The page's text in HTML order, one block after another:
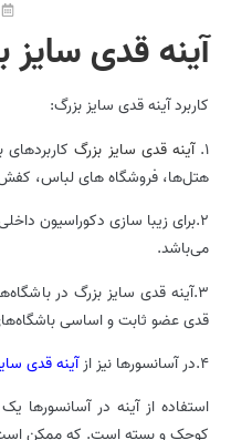
آینه قدی سایز
کاربرد آینه قدی سایز بزرگ:
1. آینه قدی سایز بزرگ کاربردهای
هتل‌ها، فروشگاه های لباس،
2.برای زیبا سازی دکوراسیون
می‌باشد.
3.آینه قدی سایز بزرگ در
قدی عضو ثابت و اساسی
4.در آسانسورها نیز از
آینه‌ قدی
استفاده از آینه در